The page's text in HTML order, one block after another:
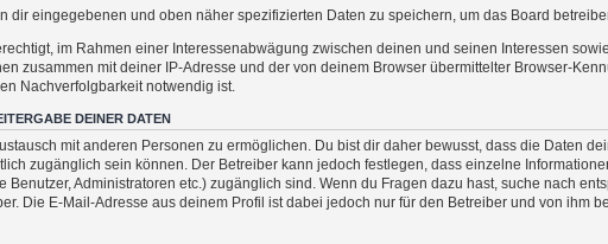
dir eingegebenen und oben näher spezifizierten Daten zu speichern, um das Board
im Rahmen einer Interessenabwägung zwischen deinen und seinen Interessen
zusammen mit deiner IP-Adresse und der von deinem Browser übermittelter Browser-
Nachverfolgbarkeit notwendig ist.
DEINER DATEN
mit anderen Personen zu ermöglichen. Du bist dir daher bewusst, dass die Daten
zugänglich sein können. Der Betreiber kann jedoch festlegen, dass einzelne
Benutzer, Administratoren etc.) zugänglich sind. Wenn du Fragen dazu hast, suche nach
Die E-Mail-Adresse aus deinem Profil ist dabei jedoch nur für den Betreiber und von ihm